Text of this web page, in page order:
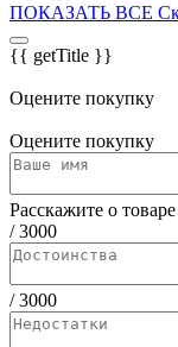
ПОКАЗАТЬ ВСЕ
{{ getTitle }}
Оцените покупку
Оцените покупку
Расскажите о товаре
/3000
/3000